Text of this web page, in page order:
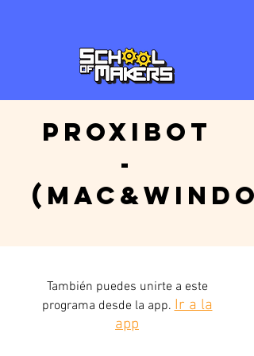
ProxiBot
-
También puedes unirte a este
programa desde la app. Ir a la
app